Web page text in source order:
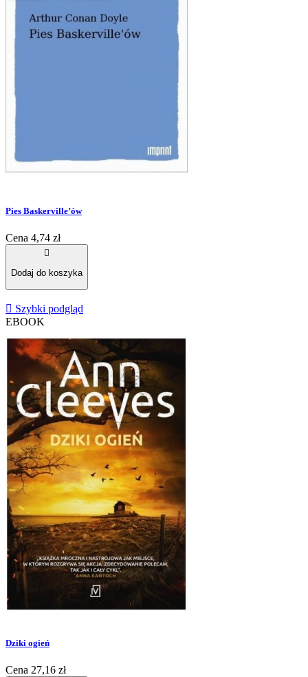
Pies Baskerville’ów
Cena 4,74 zł

Dodaj do koszyka
 Szybki podgląd
EBOOK
Dziki ogień
Cena 27,16 zł